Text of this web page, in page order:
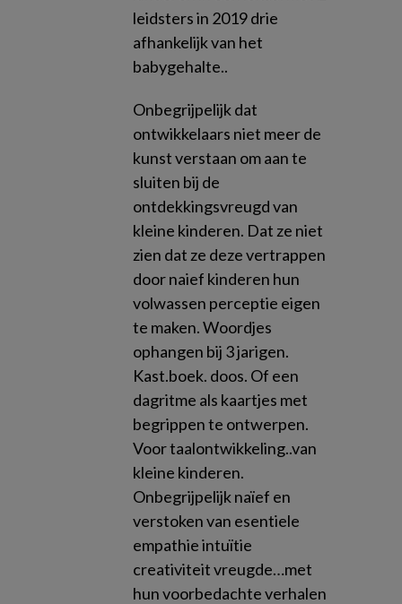
leidsters in 2019 drie
afhankelijk van het
babygehalte..
Onbegrijpelijk dat
ontwikkelaars niet meer de
kunst verstaan om aan te
sluiten bij de
ontdekkingsvreugd van
kleine kinderen. Dat ze niet
zien dat ze deze vertrappen
door naief kinderen hun
volwassen perceptie eigen
te maken. Woordjes
ophangen bij 3 jarigen.
Kast.boek. doos. Of een
dagritme als kaartjes met
begrippen te ontwerpen.
Voor taalontwikkeling..van
kleine kinderen.
Onbegrijpelijk naïef en
verstoken van esentiele
empathie intuïtie
creativiteit vreugde…met
hun voorbedachte verhalen